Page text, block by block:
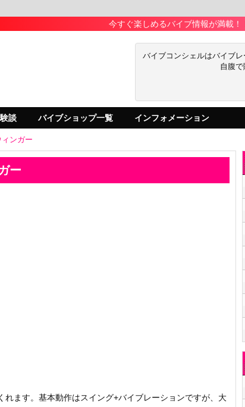
今すぐ楽しめるバイブ情報が満載！！
バイブコンシェルはバイブ
自腹
談 バイブショップ一覧 インフォメーション
ィンガー
ー
ます。基本動作はスイング+バイブレーションですが、大